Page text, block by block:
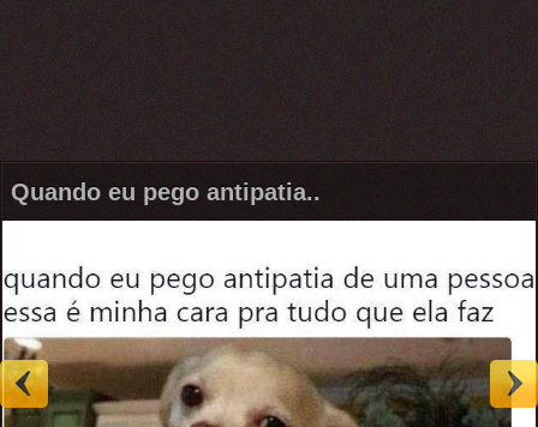
Quando eu pego antipatia..